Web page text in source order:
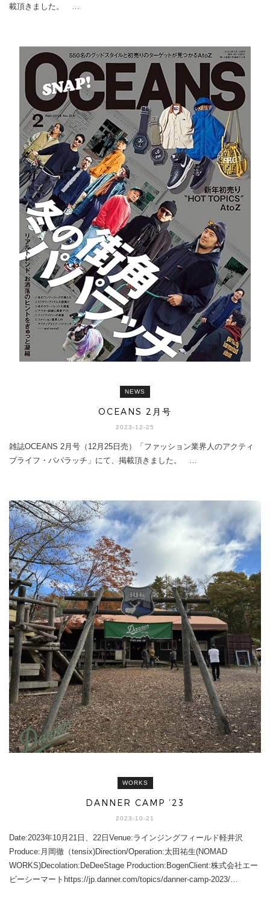
載頂きました。 …
NEWS
OCEANS 2月号
2023-12-25
雑誌OCEANS 2月号（12月25日売）「ファッション業界人のアクティ
ブライフ・パパラッチ」にて、掲載頂きました。 …
WORKS
DANNER CAMP ’23
2023-10-21
Date:2023年10月21日、22日Venue:ラインジングフィールド軽井沢
Produce:月岡徹（tensix)Direction/Operation:太田祐生(NOMAD
WORKS)Decolation:DeDeeStage Production:BogenClient:株式会社エー
ビーシーマートhttps://jp.danner.com/topics/danner-camp-2023/…